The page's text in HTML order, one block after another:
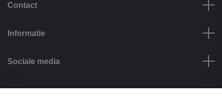
Contact
Informatie
Sociale media